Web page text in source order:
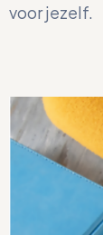
voor jezelf.